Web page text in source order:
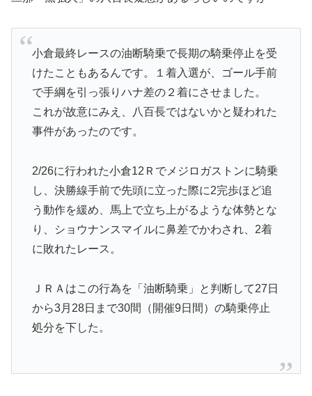
小倉最終レースの油断騎乗で長期の騎乗停止を受
けたこともあるんです。１着入選が、ゴール手前
で手綱を引っ張りハナ差の２着にさせました。
これが故意にみえ、八百長ではないかと疑われた
事件があったのです。
2/26に行われた小倉12Ｒでメジロガストンに騎乗
し、決勝線手前で先頭に立った際に2完歩ほど追
う動作を緩め、馬上で立ち上がるような体勢とな
り、ショウナンスマイルに鼻差でかわされ、2着
に敗れたレース。
ＪＲＡはこの行為を「油断騎乗」と判断して27日
から3月28日まで30間（開催9日間）の騎乗停止
処分を下した。